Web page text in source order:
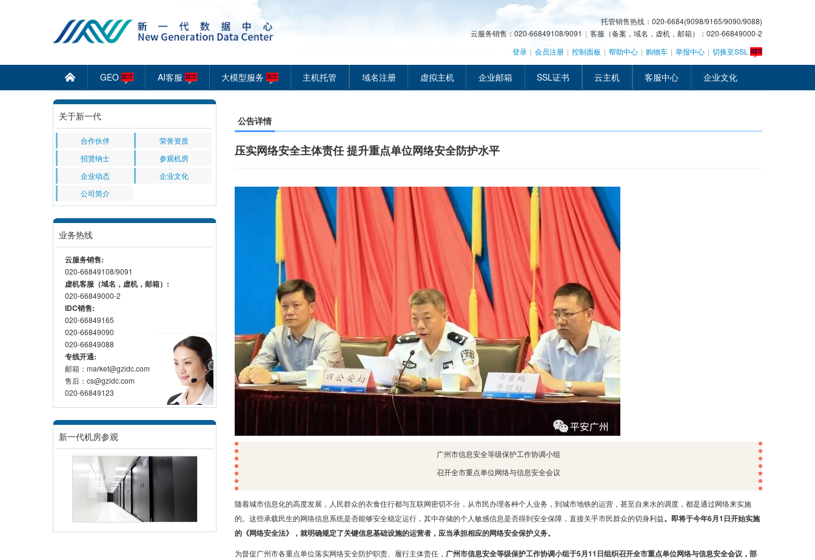
托管销售热线：020-6684(9098/9165/9090/9088)
云服务销售：020-66849108/9091 | 客服（备案，域名，虚机，邮箱）：020-66849000-2
登录 | 会员注册 | 控制面板 | 帮助中心 | 购物车 | 举报中心 | 切换至SSL
󰄫 GEO AI客服 大模型服务 主机托管 域名注册 虚拟主机 企业邮箱 SSL证书 云主机 客服中心 企业文化
关于新一代
合作伙伴
荣誉资质
招贤纳士
参观机房
企业动态
企业文化
公司简介
业务热线
云服务销售:
020-66849108/9091
虚机客服（域名，虚机，邮箱）:
020-66849000-2
IDC销售:
020-66849165
020-66849090
020-66849088
专线开通:
邮箱：market@gzidc.com
售后：cs@gzidc.com
020-66849123
新一代机房参观
公告详情
压实网络安全主体责任 提升重点单位网络安全防护水平
广州市信息安全等级保护工作协调小组
召开全市重点单位网络与信息安全会议
随着城市信息化的高度发展，人民群众的衣食住行都与互联网密切不分，从市民办理各种个人业务，到城市地铁的运营，甚至自来水的调度，都是通过网络来实施
的。这些承载民生的网络信息系统是否能够安全稳定运行，其中存储的个人敏感信息是否得到安全保障，直接关乎市民群众的切身利益。即将于今年6月1日开始实施
的《网络安全法》，就明确规定了关键信息基础设施的运营者，应当承担相应的网络安全保护义务。
为督促广州市各重点单位落实网络安全防护职责、履行主体责任， 广州市信息安全等级保护工作协调小组于5月11日组织召开全市重点单位网络与信息安全会议，部